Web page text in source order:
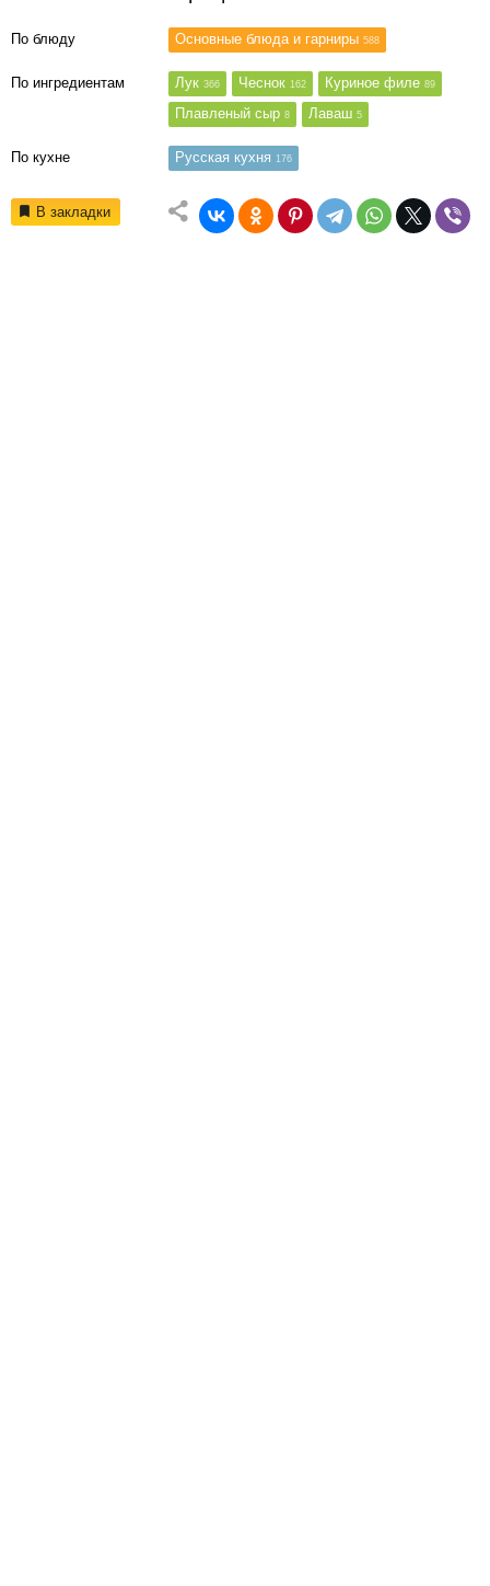
По блюду Основные блюда и гарниры 588
По ингредиентам Лук 366 Чеснок 162 Куриное филе 89
Плавленый сыр 8 Лаваш 5
По кухне Русская кухня 176
В закладки